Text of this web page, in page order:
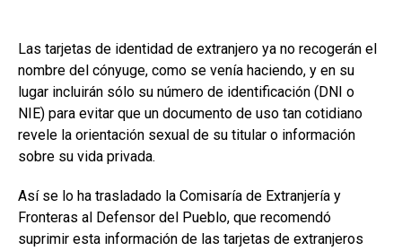
Las tarjetas de identidad de extranjero ya no recogerán el
nombre del cónyuge, como se venía haciendo, y en su
lugar incluirán sólo su número de identificación (DNI o
NIE) para evitar que un documento de uso tan cotidiano
revele la orientación sexual de su titular o información
sobre su vida privada.
Así se lo ha trasladado la Comisaría de Extranjería y
Fronteras al Defensor del Pueblo, que recomendó
suprimir esta información de las tarjetas de extranjeros